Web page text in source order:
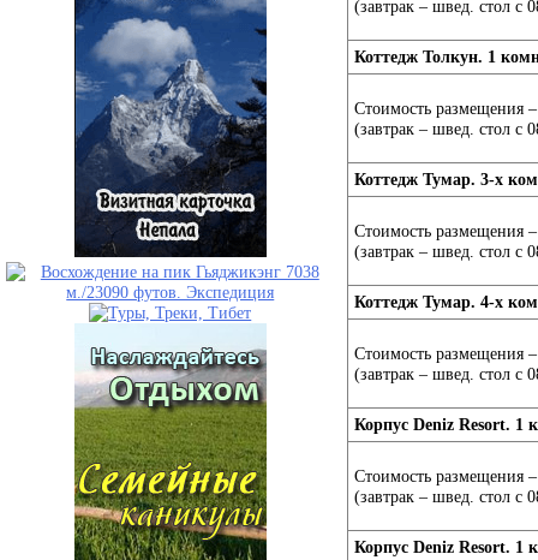
(завтрак – швед. стол с
Коттедж Толкун. 1
Стоимость размещения
(завтрак – швед. стол с
Коттедж Тумар. 3-х
Стоимость размещения
(завтрак – швед. стол с
Коттедж Тумар. 4-х
Стоимость размещения
(завтрак – швед. стол с
Корпус Deniz Resort. 1
Стоимость размещения
(завтрак – швед. стол с
Корпус Deniz Resort. 1